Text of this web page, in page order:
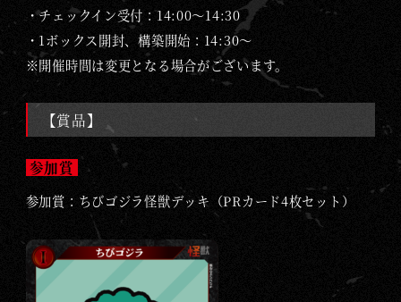
・チェックイン受付：14:00～14:30
・1ボックス開封、構築開始：14:30～
※開催時間は変更となる場合がございます。
【賞品】
参加賞
参加賞：ちびゴジラ怪獣デッキ（PRカード4枚セット）